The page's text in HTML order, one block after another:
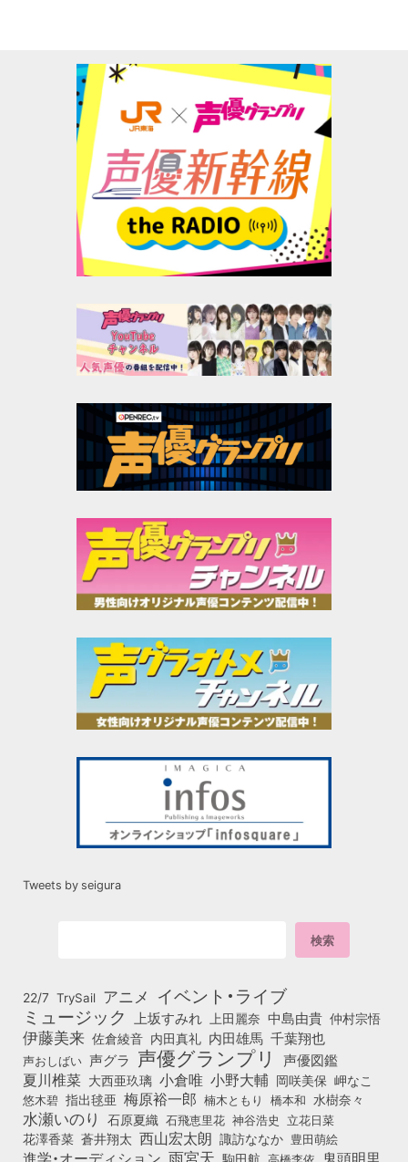
Tweets by seigura
22/7 TrySail アニメ イベント・ライブ
ミュージック 上坂すみれ 上田麗奈 中島由貴 仲村宗悟
伊藤美来 佐倉綾音 内田真礼 内田雄馬 千葉翔也
声おしばい 声グラ 声優グランプリ 声優図鑑
夏川椎菜 大西亜玖璃 小倉唯 小野大輔 岡咲美保 岬なこ
悠木碧 指出毬亜 梅原裕一郎 楠木ともり 橋本和 水樹奈々
水瀬いのり 石原夏織 石飛恵里花 神谷浩史 立花日菜
花澤香菜 蒼井翔太 西山宏太朗 諏訪ななか 豊田萌絵
進学・オーディション 鬼頭明里